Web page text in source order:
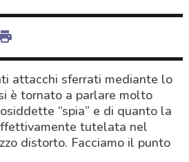
attacchi sferrati mediante lo
è tornato a parlare molto
“spia” e di quanto la
tutelata nel
distorto. Facciamo il punto